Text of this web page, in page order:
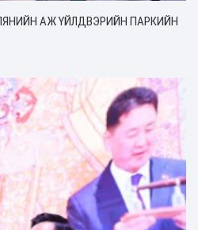
АЖ ҮЙЛДВЭРИЙН ПАРКИЙН